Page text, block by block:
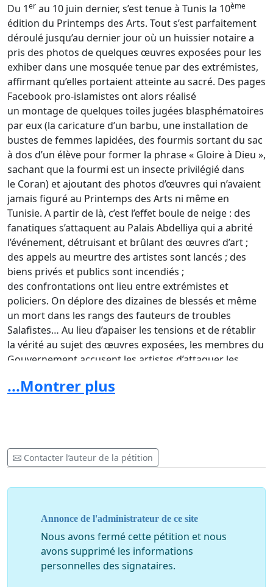
Du 1er au 10 juin dernier, s’est tenue à Tunis la 10ème
édition du Printemps des Arts. Tout s’est parfaitement
déroulé jusqu’au dernier jour où un huissier notaire a
pris des photos de quelques œuvres exposées pour les
exhiber dans une mosquée tenue par des extrémistes,
affirmant qu’elles portaient atteinte au sacré. Des pages
Facebook pro-islamistes ont alors réalisé
un montage de quelques toiles jugées blasphématoires
par eux (la caricature d’un barbu, une installation de
bustes de femmes lapidées, des fourmis sortant du sac
à dos d’un élève pour former la phrase « Gloire à Dieu »,
sachant que la fourmi est un insecte privilégié dans
le Coran) et ajoutant des photos d’œuvres qui n’avaient
jamais figuré au Printemps des Arts ni même en
Tunisie. A partir de là, c’est l’effet boule de neige : des
fanatiques s’attaquent au Palais Abdelliya qui a abrité
l’événement, détruisant et brûlant des œuvres d’art ;
des appels au meurtre des artistes sont lancés ; des
biens privés et publics sont incendiés ;
des confrontations ont lieu entre extrémistes et
policiers. On déplore des dizaines de blessés et même
un mort dans les rangs des fauteurs de troubles
Salafistes… Au lieu d’apaiser les tensions et de rétablir
la vérité au sujet des œuvres exposées, les membres du
Gouvernement accusent les artistes d’attaquer les
qu’entretenir la confusion dans l’esprit du commun du
mise à l’index des créateurs et est allé encore plus loin
en décidant de fermer l’espace Abdelliya et en portant
jetant ainsi en pâture les artistes à la
Des responsables, comme l’Imam de la Zitouna,
http://www.tuniscope.com/index.php/article/14137/
), ou des chefs de groupes Salafistes, appellent
...Montrer plus
Contacter l’auteur de la pétition
Annonce de l'administrateur de ce site
Nous avons fermé cette pétition et nous
avons supprimé les informations
personnelles des signataires.